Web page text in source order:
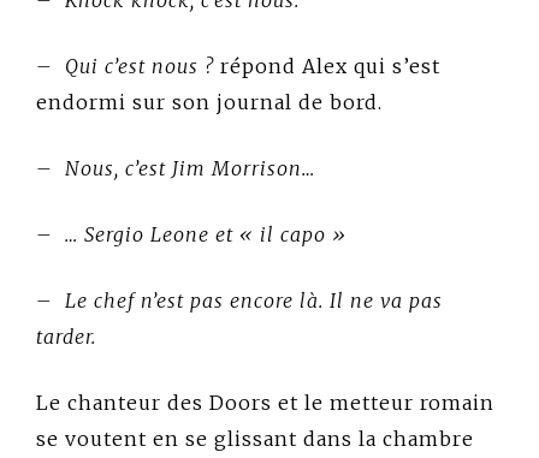
– Qui c’est nous ? répond Alex qui s’est
endormi sur son journal de bord.
– Nous, c’est Jim Morrison…
– … Sergio Leone et « il capo »
– Le chef n’est pas encore là. Il ne va pas
tarder.
Le chanteur des Doors et le metteur romain
se voutent en se glissant dans la chambre